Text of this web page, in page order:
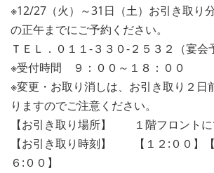
※12/27（火）～31日（土）お引き取り
の正午までにご予約ください。
ＴＥＬ．０１１-３３０-２５３２（宴会
※受付時間 ９：００～１８：００
※変更・お取り消しは、お引き取り２日
りますのでご注意ください。
【お引き取り場所】 １階フロントに
【お引き取り時刻】 【１２:００】
６:００】